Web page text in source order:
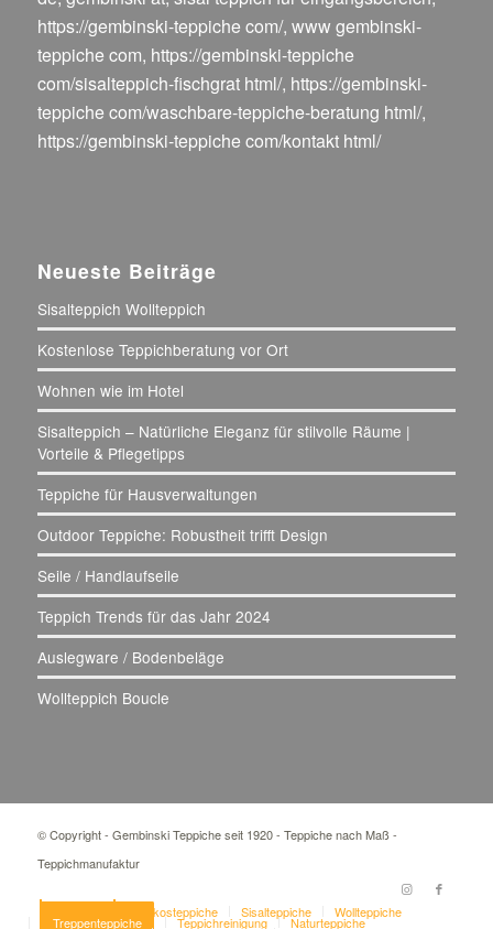
https://gembinski-teppiche com/, www gembinski-
teppiche com, https://gembinski-teppiche
com/sisalteppich-fischgrat html/, https://gembinski-
teppiche com/waschbare-teppiche-beratung html/,
https://gembinski-teppiche com/kontakt html/
Neueste Beiträge
Sisalteppich Wollteppich
Kostenlose Teppichberatung vor Ort
Wohnen wie im Hotel
Sisalteppich – Natürliche Eleganz für stilvolle Räume |
Vorteile & Pflegetipps
Teppiche für Hausverwaltungen
Outdoor Teppiche: Robustheit trifft Design
Seile / Handlaufseile
Teppich Trends für das Jahr 2024
Auslegware / Bodenbeläge
Wollteppich Boucle
© Copyright - Gembinski Teppiche seit 1920 - Teppiche nach Maß -
Teppichmanufaktur
Kokosteppiche Sisalteppiche Wollteppiche
Treppenteppiche Teppichreinigung Naturteppiche